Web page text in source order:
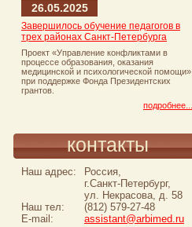
26.05.2025
Завершилось обучение педагогов в
трех районах Санкт-Петербурга
Проект «Управление конфликтами в
процессе образования, оказания
медицинской и психологической помощи»
при поддержке Фонда Президентских
грантов.
подробнее...
контакты
Наш адрес:
Россия,
г.Санкт-Петербург,
ул. Некрасова, д. 58
Наш тел:
(812) 579-27-48
E-mail:
assistant@arbimed.ru